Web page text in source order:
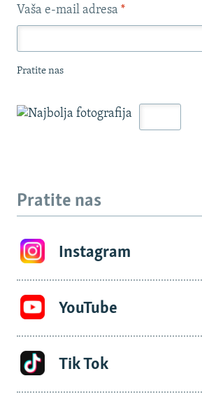
Vaša e-mail adresa *
Pratite nas
Pratite nas
Instagram
YouTube
Tik Tok